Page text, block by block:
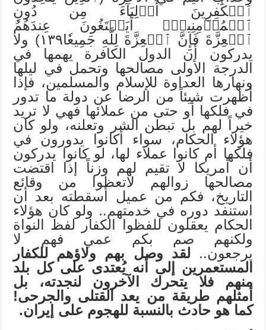
ٱلۡكَٰفِرِينَ أَوۡلِيَآءَ مِن دُونِ
ٱلۡمُؤۡمِنِينَۚ أَيَبۡتَغُونَ عِندَهُمُ
ٱلۡعِزَّةَ فَإِنَّ ٱلۡعِزَّةَ لِلَّهِ جَمِيعٗا١٣٩) ولا
يدركون أن الدول الكافرة يهمها في
الدرجة الأولى مصالحها وتحمل في ليلها
ونهارها العداوة للإسلام والمسلمين، فإذا
أظهرت شيئاً من الرضا عن دولة ما تدور
في فلكها أو حتى من عملائها فهي لا تريد
خيراً لهم بل تبطن الشر وتعلنه، ولو كان
هؤلاء الحكام، سواء أكانوا يدورون في
فلكها أم كانوا عملاء لها، لو كانوا يدركون
أن أمريكا لا تقيم لهم وزناً إذا اقتضت
مصالحها زوالهم لاتعظوا من وقائع
التاريخ، فكم من عميل أسقطته بعد أن
استنفد دوره في خدمتهم.. ولو كان هؤلاء
الحكام يعقلون للفظوا الكفار لفظ النواة
ولكنهم صم بكم عمي فهم لا
يرجعون.. لقد وصل بهم ولاؤهم للكفار
المستعمرين إلى أنه يُعتدى على كل بلد
منهم فلا يتحرك الآخرون لنجدته، بل
أمثلهم طريقة من يعد القتلى والجرحى!
كما هو حادث بالنسبة للهجوم على إيران.